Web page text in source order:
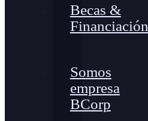
Becas &
Financiación
Somos
empresa
BCorp